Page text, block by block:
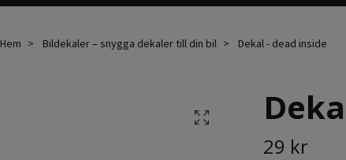
Hem Bildekaler – snygga dekaler till din bil Dekal - dead inside
29 kr